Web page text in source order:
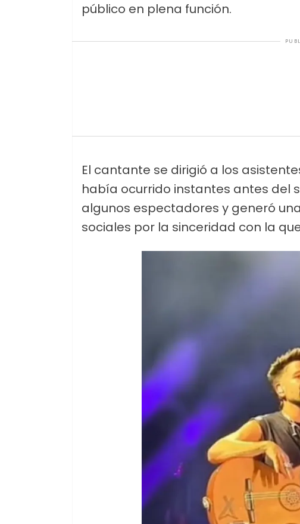
público en plena función.
El cantante se dirigió a los
había ocurrido instantes antes del
algunos espectadores y generó
sociales por la sinceridad con la